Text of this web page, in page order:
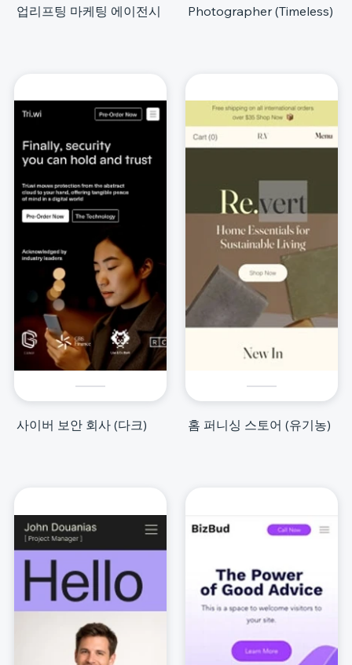
업리프팅 마케팅 에이전시 Photographer (Timeless)
사이버 보안 회사 (다크) 홈 퍼니싱 스토어 (유기농)